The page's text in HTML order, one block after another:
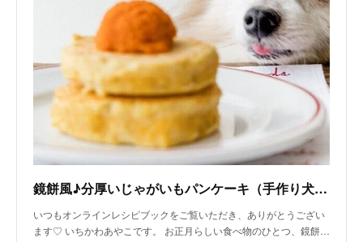
鏡餅風♪分厚いじゃがいもパンケーキ（手作り犬おやつレシピ）｜いちかわあやこ（犬ごはん先生）｜note
いつもオンラインレシピブックをご覧いただき、ありがとうござい
ます♡ いちかわあやこです。 お正月らしい食べ物のひとつ、鏡餅…